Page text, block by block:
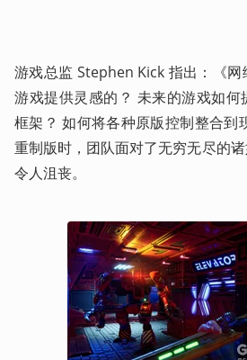
游戏总监 Stephen Kick 指出：《
游戏提供灵感的？ 未来的游戏如何
框架？ 如何将各种原版控制整合到
重制版时，团队面对了无穷无尽的
令人沮丧。